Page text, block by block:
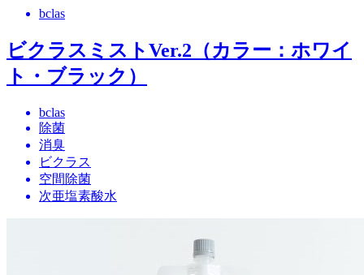
bclas
ビクラスミストVer.2（カラー：ホワイ
ト・ブラック）
bclas
除菌
消臭
ビクラス
空間除菌
次亜塩素酸水